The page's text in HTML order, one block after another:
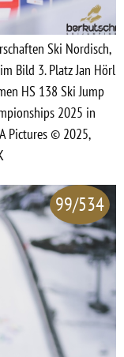
Ski Nordisch,
Bild 3. Platz Jan Hörl
HS 138 Ski Jump
2025 in
Pictures © 2025,
99/534